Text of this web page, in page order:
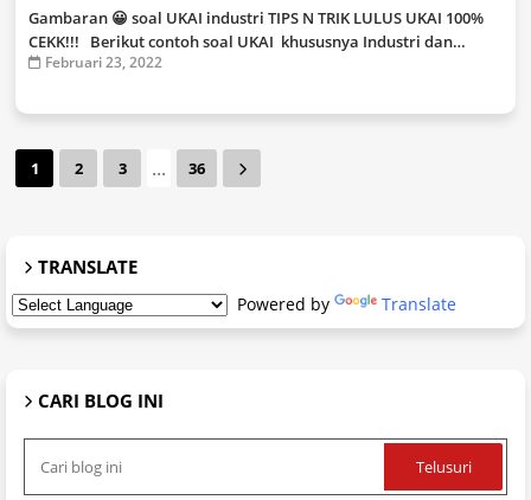
Gambaran 😀 soal UKAI industri TIPS N TRIK LULUS UKAI 100%
CEKK!!! Berikut contoh soal UKAI khususnya Industri dan…
Februari 23, 2022
1 2 3 ... 36
TRANSLATE
Powered by Translate
CARI BLOG INI